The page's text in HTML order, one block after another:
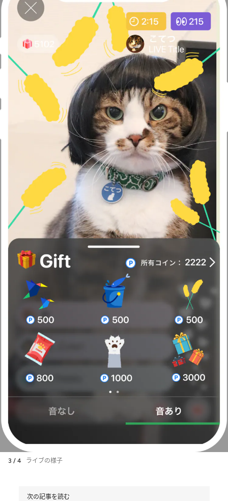
3 / 4 ライブの様子
次の記事を読む